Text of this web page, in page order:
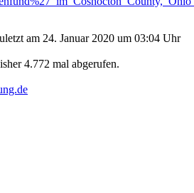
am 24. Januar 2020 um 03:04 Uhr
4.772 mal abgerufen.